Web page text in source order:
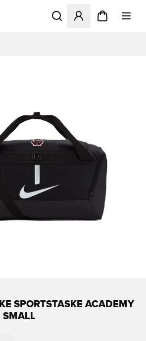
Åbner en Modal til at
SPORTSTASKE ACADEMY
SMALL